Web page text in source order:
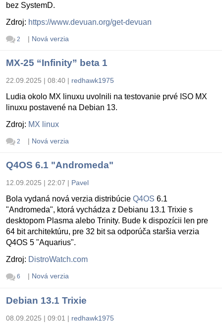
bez SystemD.
Zdroj: https://www.devuan.org/get-devuan
2 | Nová verzia
MX-25 “Infinity” beta 1
22.09.2025 | 08:40 | redhawk1975
Ludia okolo MX linuxu uvolnili na testovanie prvé ISO MX
linuxu postavené na Debian 13.
Zdroj: MX linux
2 | Nová verzia
Q4OS 6.1 "Andromeda"
12.09.2025 | 22:07 | Pavel
Bola vydaná nová verzia distribúcie Q4OS 6.1
"Andromeda", ktorá vychádza z Debianu 13.1 Trixie s
desktopom Plasma alebo Trinity. Bude k dispozícii len pre
64 bit architektúru, pre 32 bit sa odporúča staršia verzia
Q4OS 5 "Aquarius".
Zdroj: DistroWatch.com
6 | Nová verzia
Debian 13.1 Trixie
08.09.2025 | 09:01 | redhawk1975